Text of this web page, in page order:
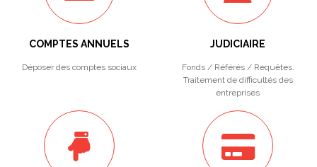
COMPTES ANNUELS
Déposer des comptes sociaux
JUDICIAIRE
Fonds / Référés / Requêtes.
Traitement de difficultés des
entreprises